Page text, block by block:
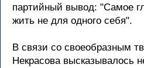
партийный вывод: "Самое
жить не для одного себя".
В связи со своеобразным
Некрасова высказывалось